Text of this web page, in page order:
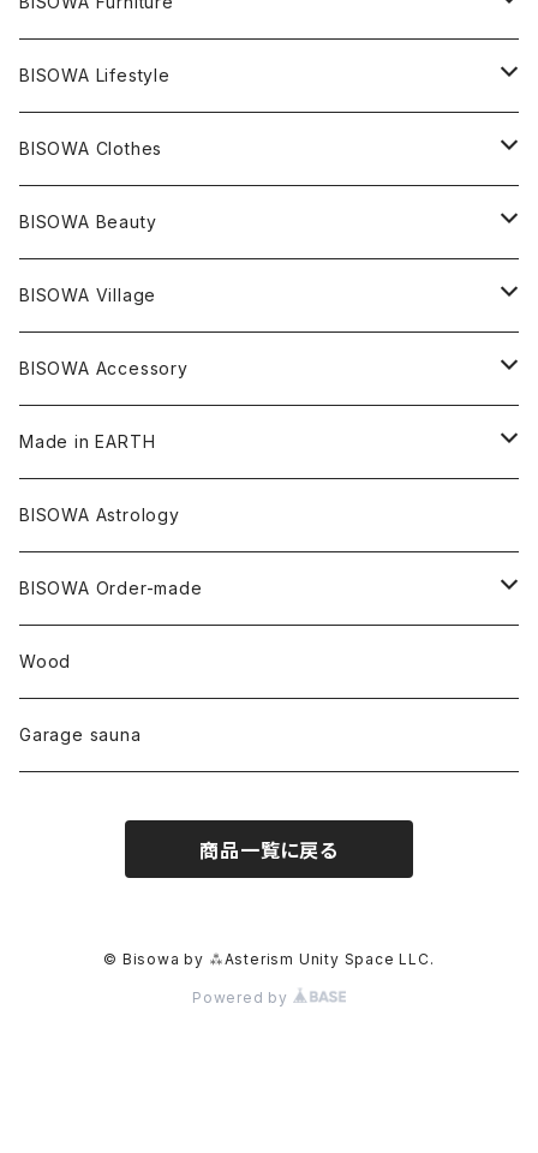
ツインソウル
メタモルフォーゼス
クォーツインクォーツ
ガーデンクォーツ
アクアマリン
デュモルチェライト
タンザナイト
ムーンストーン
ルチルクォーツ
ヒマラヤ
ブラジル
中国
アメリカ
絹麻 ~kenma~
宇佐美聖子
Others
ブレスレット
宇佐美聖子
Others
リング
サンキャッチャー
ヘアアクセサリー
イヤリング
キーホルダー
ヘンプ
オーガニックコットン
PANTS
ヘンプ
オーガニックコットン
T-SHIRT
オーガニックコットン
ヘンプコットン
leggings
ヘンプ
オーガニックコットン
Others
ヘンプ
オーガニックコットン
Underwear
のるすく
BISOWA Lifestyle
Music
宇佐美聖子
Niceness Music
浄化アイテム
Cosmic Hemp 麻炭
セージ
オラクルカード
キャンドル
HAZE 和蝋燭
縁キャンドル
陶器
大蝶恵美子
Tomoko Uemura Art 麻炭陶器
Cosmic hemp
YUGEN GLASS
others
foods
BISOWA Clothes
麻
絹
Others
オーガニックコットン
バンブー
オーガニックフリース
BISOWA Beauty
ヘンプオイル
BISOWA Village
Bisowa Club Room
BISOWA Accessory
ヘアゴム
宇佐美聖子
Made in EARTH
Misakubo Japan
碧-AOI-の松葉天然酵母パン
Uwajima Japan
BISOWA Astrology
BISOWA Order-made
∞Seiko Usami∞
Wood
Garage sauna
商品一覧に戻る
© Bisowa by ⁂Asterism Unity Space LLC.
Powered by